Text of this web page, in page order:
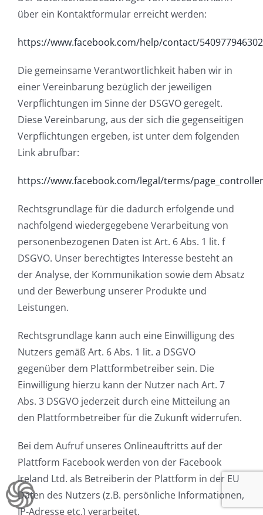
über ein Kontaktformular erreicht werden:
https://www.facebook.com/help/contact/
Die gemeinsame Verantwortlichkeit haben wir in
einer Vereinbarung bezüglich der jeweiligen
Verpflichtungen im Sinne der DSGVO geregelt.
Diese Vereinbarung, aus der sich die gegenseitigen
Verpflichtungen ergeben, ist unter dem folgenden
Link abrufbar:
https://www.facebook.com/legal/terms/
Rechtsgrundlage für die dadurch erfolgende und
nachfolgend wiedergegebene Verarbeitung von
personenbezogenen Daten ist Art. 6 Abs. 1 lit. f
DSGVO. Unser berechtigtes Interesse besteht an
der Analyse, der Kommunikation sowie dem Absatz
und der Bewerbung unserer Produkte und
Leistungen.
Rechtsgrundlage kann auch eine Einwilligung des
Nutzers gemäß Art. 6 Abs. 1 lit. a DSGVO
gegenüber dem Plattformbetreiber sein. Die
Einwilligung hierzu kann der Nutzer nach Art. 7
Abs. 3 DSGVO jederzeit durch eine Mitteilung an
den Plattformbetreiber für die Zukunft widerrufen.
Bei dem Aufruf unseres Onlineauftritts auf der
Plattform Facebook werden von der Facebook
Ireland Ltd. als Betreiberin der Plattform in der EU
Daten des Nutzers (z.B. persönliche Informationen,
IP-Adresse etc.) verarbeitet.